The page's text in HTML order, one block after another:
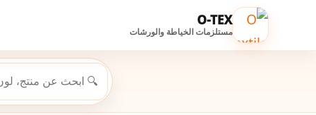
O-TEX
مستلزمات الخياطة والورشات